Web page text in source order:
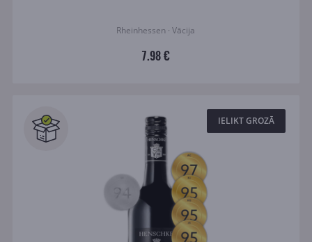
Rheinhessen · Vācija
7.98 €
IELIKT GROZĀ